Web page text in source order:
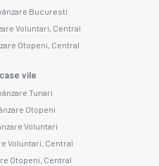
Bucuresti
Voluntari, Central
Otopeni, Central
vile
Tunari
Otopeni
Voluntari
Voluntari, Central
Otopeni, Central